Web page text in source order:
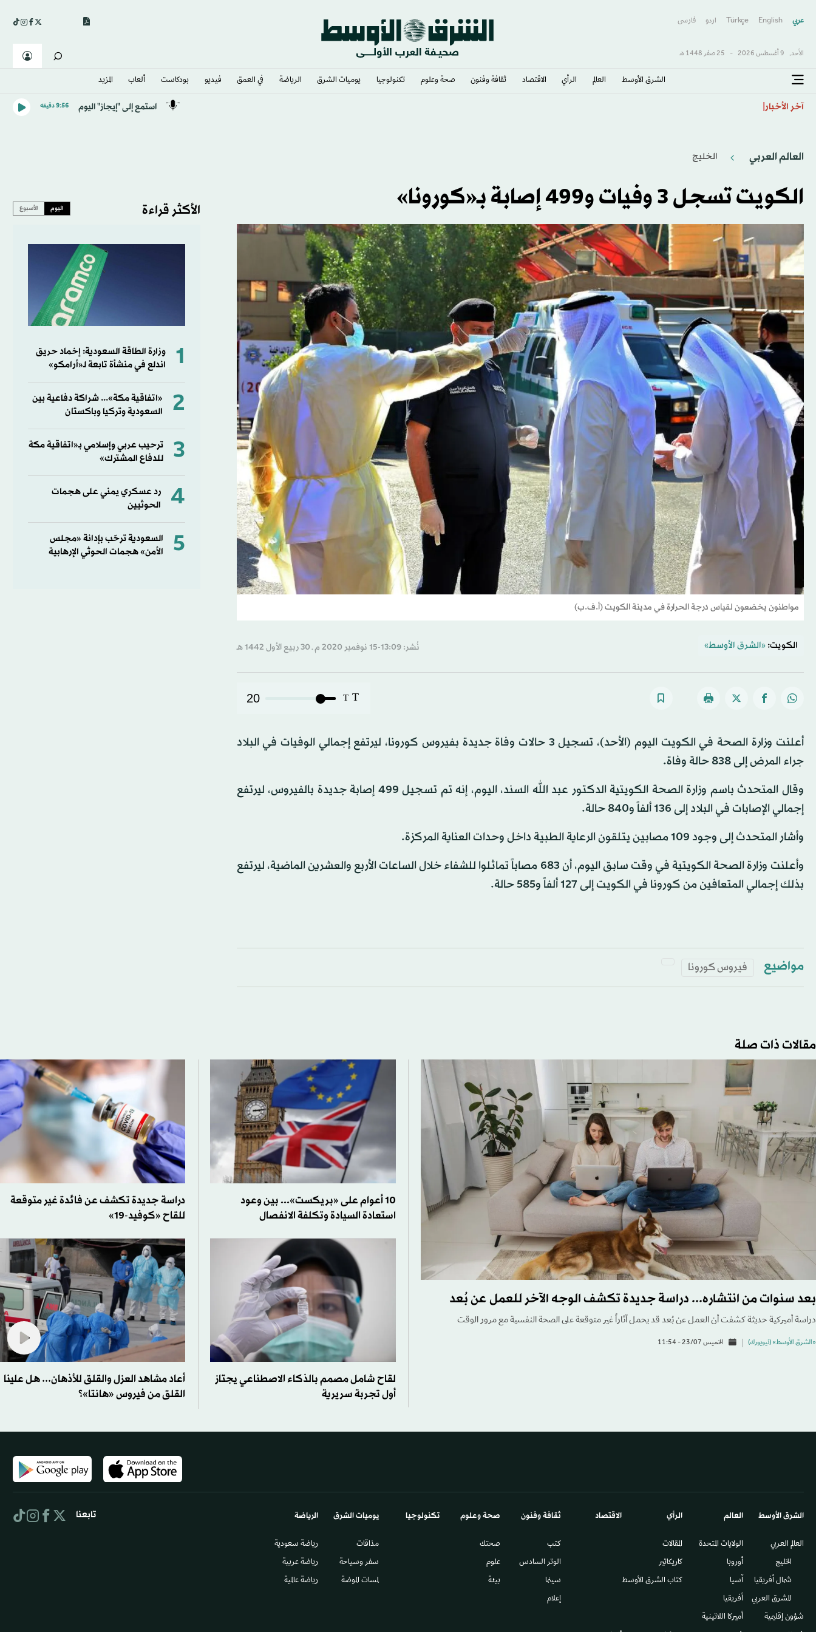
عربي English
Türkçe اردو فارسى
الأحد, 9 أغسطس 2026 - 25 صفَر 1448 هـ
الشرق الأوسط​ العالم الرأي الاقتصاد ثقافة وفنون صحة وعلوم تكنولوجيا يوميات الشرق​ الرياضة في العمق فيديو بودكاست ألعاب المزيد
آخر الأخبار استمع إلى "إيجاز" اليوم 9:56 دقيقه
العالم العربي الخليج
الكويت تسجل 3 وفيات و499 إصابة بـ«كورونا»
مواطنون يخضعون لقياس درجة الحرارة في مدينة الكويت (أ.ف.ب)
الكويت: «الشرق الأوسط» نُشر: 13:09-15 نوفمبر 2020 م ـ 30 ربيع الأول 1442 هـ
T
T
20
أعلنت وزارة الصحة في الكويت اليوم (الأحد)، تسجيل 3 حالات وفاة جديدة بفيروس كورونا، ليرتفع إجمالي الوفيات في البلاد
جراء المرض إلى 838 حالة وفاة.
وقال المتحدث باسم وزارة الصحة الكويتية الدكتور عبد الله السند، اليوم، إنه تم تسجيل 499 إصابة جديدة بالفيروس، ليرتفع
إجمالي الإصابات في البلاد إلى 136 ألفاً و840 حالة.
وأشار المتحدث إلى وجود 109 مصابين يتلقون الرعاية الطبية داخل وحدات العناية المركزة.
وأعلنت وزارة الصحة الكويتية في وقت سابق اليوم، أن 683 مصاباً تماثلوا للشفاء خلال الساعات الأربع والعشرين الماضية، ليرتفع
بذلك إجمالي المتعافين من كورونا في الكويت إلى 127 ألفاً و585 حالة.
مواضيع فيروس كورونا
الأكثر قراءة اليوم الأسبوع
1
وزارة الطاقة السعودية: إخماد حريق
اندلع في منشأة تابعة لـ«أرامكو»
2
«اتفاقية مكة»... شراكة دفاعية بين
السعودية وتركيا وباكستان
3
ترحيب عربي وإسلامي بـ«اتفاقية مكة
للدفاع المشترك»
4
رد عسكري يمني على هجمات
الحوثيين
5
السعودية ترحّب بإدانة «مجلس
الأمن» هجمات الحوثي الإرهابية
مقالات ذات صلة
بعد سنوات من انتشاره... دراسة جديدة تكشف الوجه الآخر للعمل عن بُعد
دراسة أميركية حديثة كشفت أن العمل عن بُعد قد يحمل آثاراً غير متوقعة على الصحة النفسية مع مرور الوقت
«الشرق الأوسط» (نيويورك) الخميس 23/07 - 11:54
10 أعوام على «بريكست»... بين وعود
استعادة السيادة وتكلفة الانفصال
دراسة جديدة تكشف عن فائدة غير متوقعة
للقاح «كوفيد-19»
لقاح شامل مصمم بالذكاء الاصطناعي يجتاز
أول تجربة سريرية
أعاد مشاهد العزل والقلق للأذهان... هل علينا
القلق من فيروس «هانتا»؟
الشرق الأوسط​
العالم العربي
الخليج
شمال أفريقيا
المشرق العربي
شؤون إقليمية
العالم
الولايات المتحدة
أوروبا
آسيا
أفريقيا
أميركا اللاتينية
الرأي
المقالات
كاريكاتير
كتاب الشرق الأوسط
الاقتصاد ثقافة وفنون
كتب
الوتر السادس​
سينما
إعلام
صحة وعلوم
صحتك
علوم
بيئة
تكنولوجيا يوميات الشرق​
مذاقات
سفر وسياحة
لمسات الموضة
الرياضة
رياضة سعودية
رياضة عربية
رياضة عالمية
تابعنا